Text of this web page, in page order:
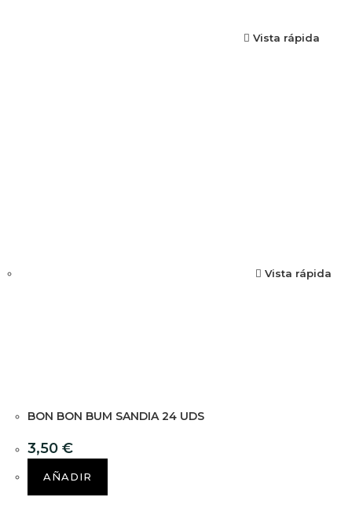
Vista rápida
Vista rápida
BON BON BUM SANDIA 24 UDS
3,50 €
AÑADIR